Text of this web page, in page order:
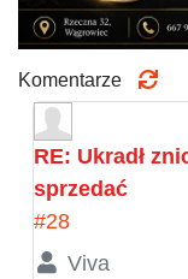
Komentarze
RE: Ukradł
sprzedać
#28
Viva